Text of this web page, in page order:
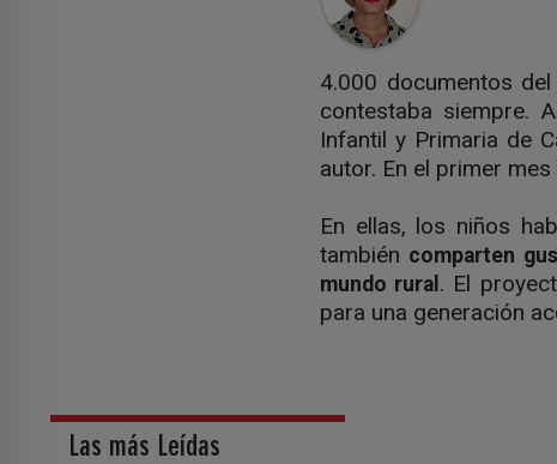
4.000 documentos
contestaba siempre.
Infantil y Primaria de
autor. En el primer mes
En ellas, los niños
también comparten
mundo rural . El
para una generación
Las más Leídas